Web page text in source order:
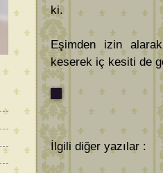
ki.
Eşimden izin
keserek iç kesiti de
İlgili diğer yazılar :